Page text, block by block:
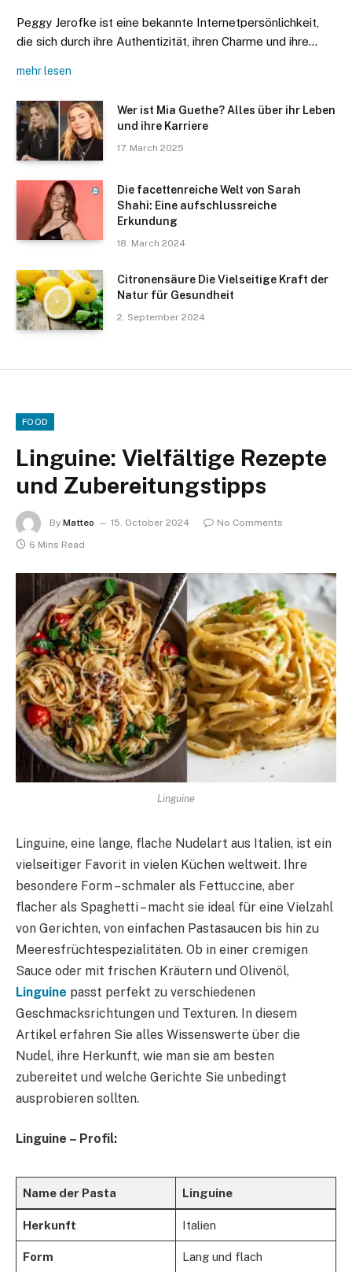
Peggy Jerofke ist eine bekannte Internetpersönlichkeit,
die sich durch ihre Authentizität, ihren Charme und ihre…
mehr lesen
Wer ist Mia Guethe? Alles über ihr Leben
und ihre Karriere
17. March 2025
Die facettenreiche Welt von Sarah
Shahi: Eine aufschlussreiche
Erkundung
18. March 2024
Citronensäure Die Vielseitige Kraft der
Natur für Gesundheit
2. September 2024
FOOD
Linguine: Vielfältige Rezepte
und Zubereitungstipps
By Matteo 15. October 2024
No Comments
6 Mins Read
Linguine
Linguine, eine lange, flache Nudelart aus Italien, ist ein
vielseitiger Favorit in vielen Küchen weltweit. Ihre
besondere Form – schmaler als Fettuccine, aber
flacher als Spaghetti – macht sie ideal für eine Vielzahl
von Gerichten, von einfachen Pastasaucen bis hin zu
Meeresfrüchtespezialitäten. Ob in einer cremigen
Sauce oder mit frischen Kräutern und Olivenöl,
Linguine passt perfekt zu verschiedenen
Geschmacksrichtungen und Texturen. In diesem
Artikel erfahren Sie alles Wissenswerte über die
Nudel, ihre Herkunft, wie man sie am besten
zubereitet und welche Gerichte Sie unbedingt
ausprobieren sollten.
Linguine – Profil:
Name der Pasta Linguine
Herkunft Italien
Form Lang und flach